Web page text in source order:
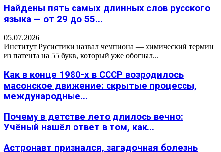
Найдены пять самых длинных слов русского
языка — от 29 до 55...
05.07.2026
Институт Русистики назвал чемпиона — химический термин
из патента на 55 букв, который уже обогнал...
Как в конце 1980-х в СССР возродилось
масонское движение: скрытые процессы,
международные...
Почему в детстве лето длилось вечно:
Учёный нашёл ответ в том, как...
Астронавт признался, загадочная болезнь